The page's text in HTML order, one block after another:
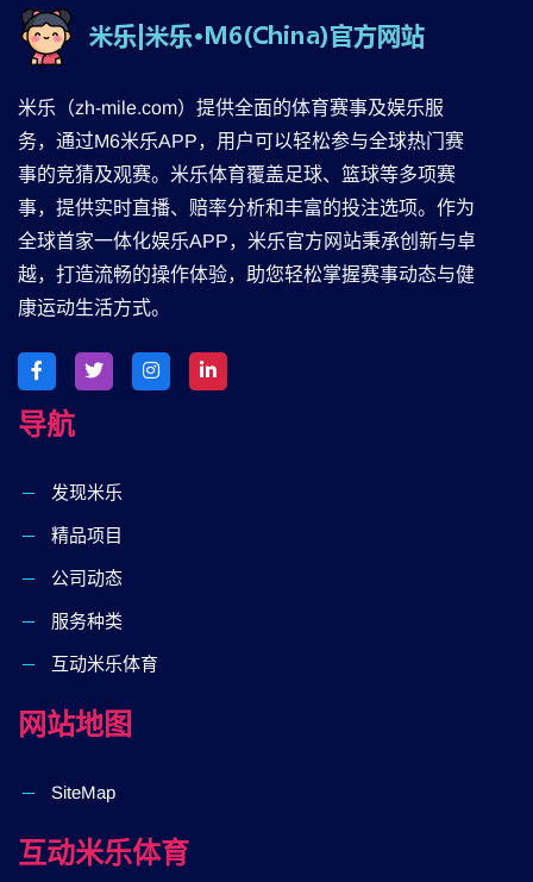
米乐（zh-mile.com）提供全面的体育赛事及娱乐服
务，通过M6米乐APP，用户可以轻松参与全球热门赛
事的竞猜及观赛。米乐体育覆盖足球、篮球等多项赛
事，提供实时直播、赔率分析和丰富的投注选项。作为
全球首家一体化娱乐APP，米乐官方网站秉承创新与卓
越，打造流畅的操作体验，助您轻松掌握赛事动态与健
康运动生活方式。
导航
发现米乐
精品项目
公司动态
服务种类
互动米乐体育
网站地图
SiteMap
互动米乐体育